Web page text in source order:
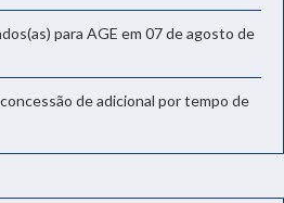
para AGE em 07 de agosto de
de adicional por tempo de